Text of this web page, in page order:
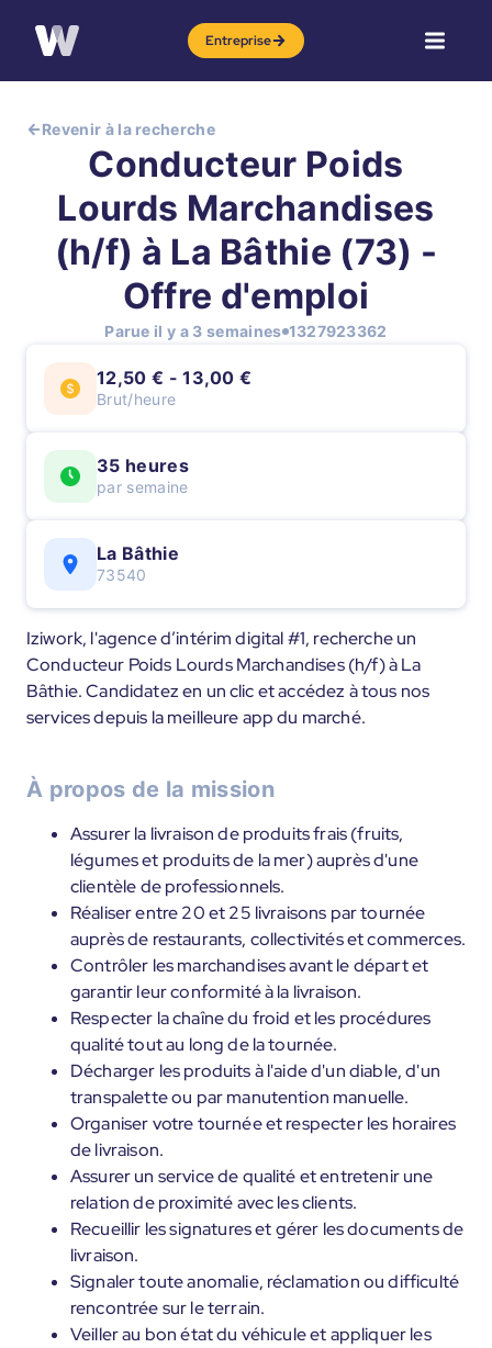
Entreprise
Revenir à la recherche
Conducteur Poids
Lourds Marchandises
(h/f) à La Bâthie (73) -
Offre d'emploi
Parue il y a 3 semaines 1327923362
12,50 € - 13,00 €
Brut/heure
35 heures
par semaine
La Bâthie
73540
Iziwork, l'agence d’intérim digital #1, recherche un
Conducteur Poids Lourds Marchandises (h/f) à La
Bâthie. Candidatez en un clic et accédez à tous nos
services depuis la meilleure app du marché.
À propos de la mission
Assurer la livraison de produits frais (fruits,
légumes et produits de la mer) auprès d'une
clientèle de professionnels.
Réaliser entre 20 et 25 livraisons par tournée
auprès de restaurants, collectivités et commerces.
Contrôler les marchandises avant le départ et
garantir leur conformité à la livraison.
Respecter la chaîne du froid et les procédures
qualité tout au long de la tournée.
Décharger les produits à l'aide d'un diable, d'un
transpalette ou par manutention manuelle.
Organiser votre tournée et respecter les horaires
de livraison.
Assurer un service de qualité et entretenir une
relation de proximité avec les clients.
Recueillir les signatures et gérer les documents de
livraison.
Signaler toute anomalie, réclamation ou difficulté
rencontrée sur le terrain.
Veiller au bon état du véhicule et appliquer les